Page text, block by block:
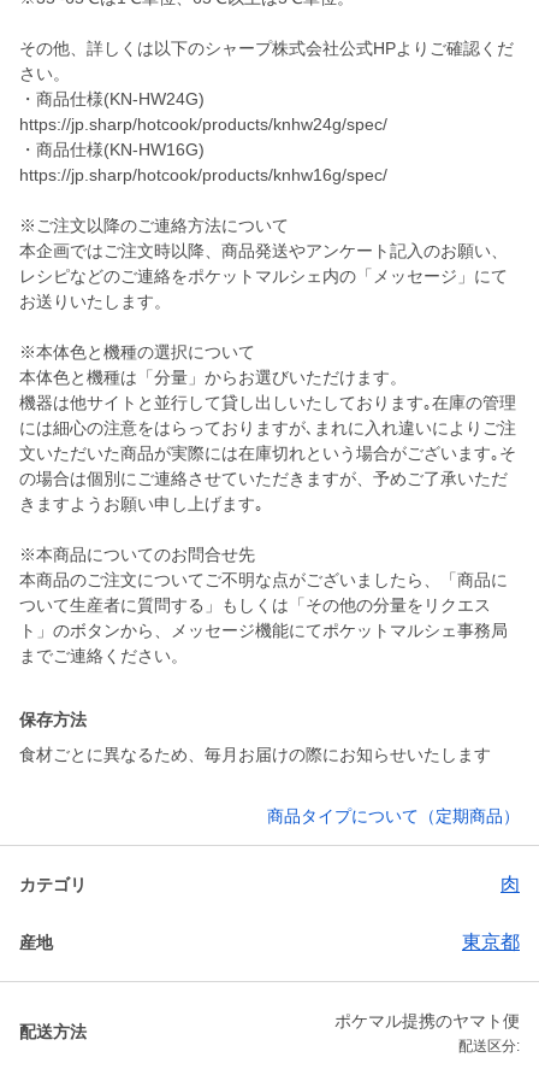
その他、詳しくは以下のシャープ株式会社公式HPよりご確認くだ
さい。
・商品仕様(KN-HW24G)
https://jp.sharp/hotcook/products/knhw24g/spec/
・商品仕様(KN-HW16G)
https://jp.sharp/hotcook/products/knhw16g/spec/
※ご注文以降のご連絡方法について
本企画ではご注文時以降、商品発送やアンケート記入のお願い、
レシピなどのご連絡をポケットマルシェ内の「メッセージ」にて
お送りいたします。
※本体色と機種の選択について
本体色と機種は「分量」からお選びいただけます。
機器は他サイトと並行して貸し出しいたしております｡在庫の管理
には細心の注意をはらっておりますが､まれに入れ違いによりご注
文いただいた商品が実際には在庫切れという場合がございます｡そ
の場合は個別にご連絡させていただきますが、予めご了承いただ
きますようお願い申し上げます｡
※本商品についてのお問合せ先
本商品のご注文についてご不明な点がございましたら、「商品に
ついて生産者に質問する」もしくは「その他の分量をリクエス
ト」のボタンから、メッセージ機能にてポケットマルシェ事務局
までご連絡ください。
保存方法
食材ごとに異なるため、毎月お届けの際にお知らせいたします
商品タイプについて（定期商品）
カテゴリ 肉
産地 東京都
配送方法
ポケマル提携のヤマト便
配送区分: